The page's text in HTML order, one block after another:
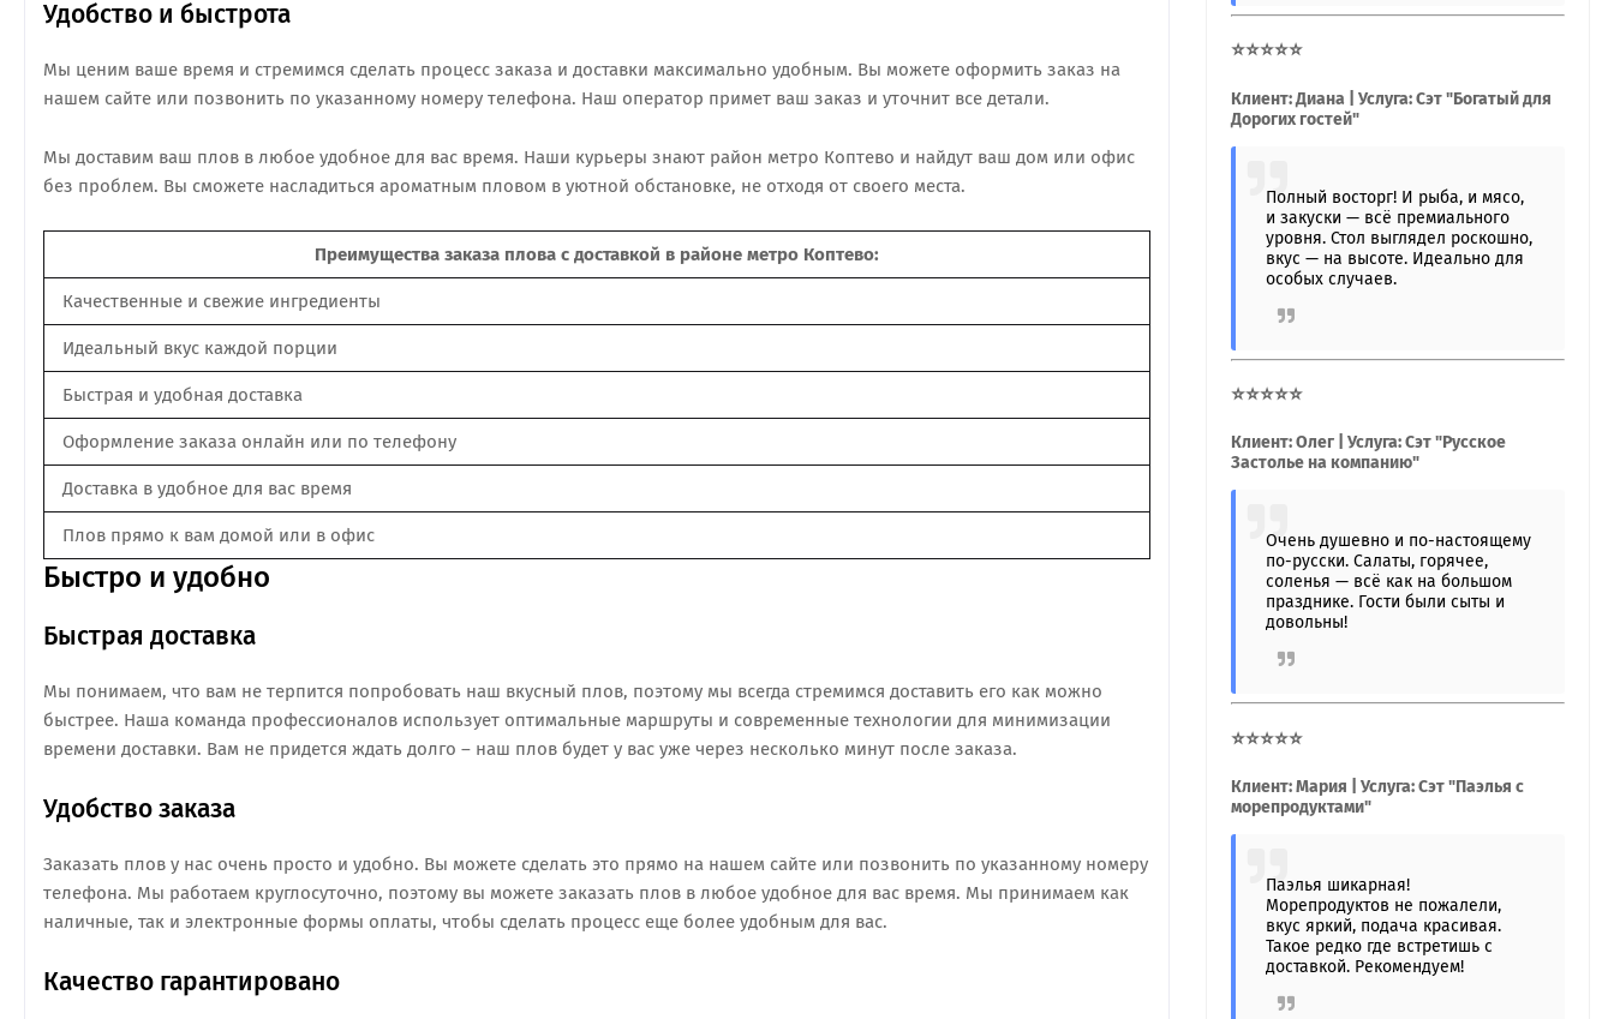
Удобство и быстрота
Мы ценим ваше время и стремимся сделать процесс заказа и доставки максимально удобным. Вы можете оформить заказ на
нашем сайте или позвонить по указанному номеру телефона. Наш оператор примет ваш заказ и уточнит все детали.
Мы доставим ваш плов в любое удобное для вас время. Наши курьеры знают район метро Коптево и найдут ваш дом или офис
без проблем. Вы сможете насладиться ароматным пловом в уютной обстановке, не отходя от своего места.
Преимущества заказа плова с доставкой в районе метро Коптево:
Качественные и свежие ингредиенты
Идеальный вкус каждой порции
Быстрая и удобная доставка
Оформление заказа онлайн или по телефону
Доставка в удобное для вас время
Плов прямо к вам домой или в офис
Быстро и удобно
Быстрая доставка
Мы понимаем, что вам не терпится попробовать наш вкусный плов, поэтому мы всегда стремимся доставить его как можно
быстрее. Наша команда профессионалов использует оптимальные маршруты и современные технологии для минимизации
времени доставки. Вам не придется ждать долго – наш плов будет у вас уже через несколько минут после заказа.
Удобство заказа
Заказать плов у нас очень просто и удобно. Вы можете сделать это прямо на нашем сайте или позвонить по указанному номеру
телефона. Мы работаем круглосуточно, поэтому вы можете заказать плов в любое удобное для вас время. Мы принимаем как
наличные, так и электронные формы оплаты, чтобы сделать процесс еще более удобным для вас.
Качество гарантировано
⭐⭐⭐⭐⭐
Клиент: Диана | Услуга: Сэт "Богатый для
Дорогих гостей"
Полный восторг! И рыба, и мясо,
и закуски — всё премиального
уровня. Стол выглядел роскошно,
вкус — на высоте. Идеально для
особых случаев.
⭐⭐⭐⭐⭐
Клиент: Олег | Услуга: Сэт "Русское
Застолье на компанию"
Очень душевно и по-настоящему
по-русски. Салаты, горячее,
соленья — всё как на большом
празднике. Гости были сыты и
довольны!
⭐⭐⭐⭐⭐
Клиент: Мария | Услуга: Сэт "Паэлья с
морепродуктами"
Паэлья шикарная!
Морепродуктов не пожалели,
вкус яркий, подача красивая.
Такое редко где встретишь с
доставкой. Рекомендуем!